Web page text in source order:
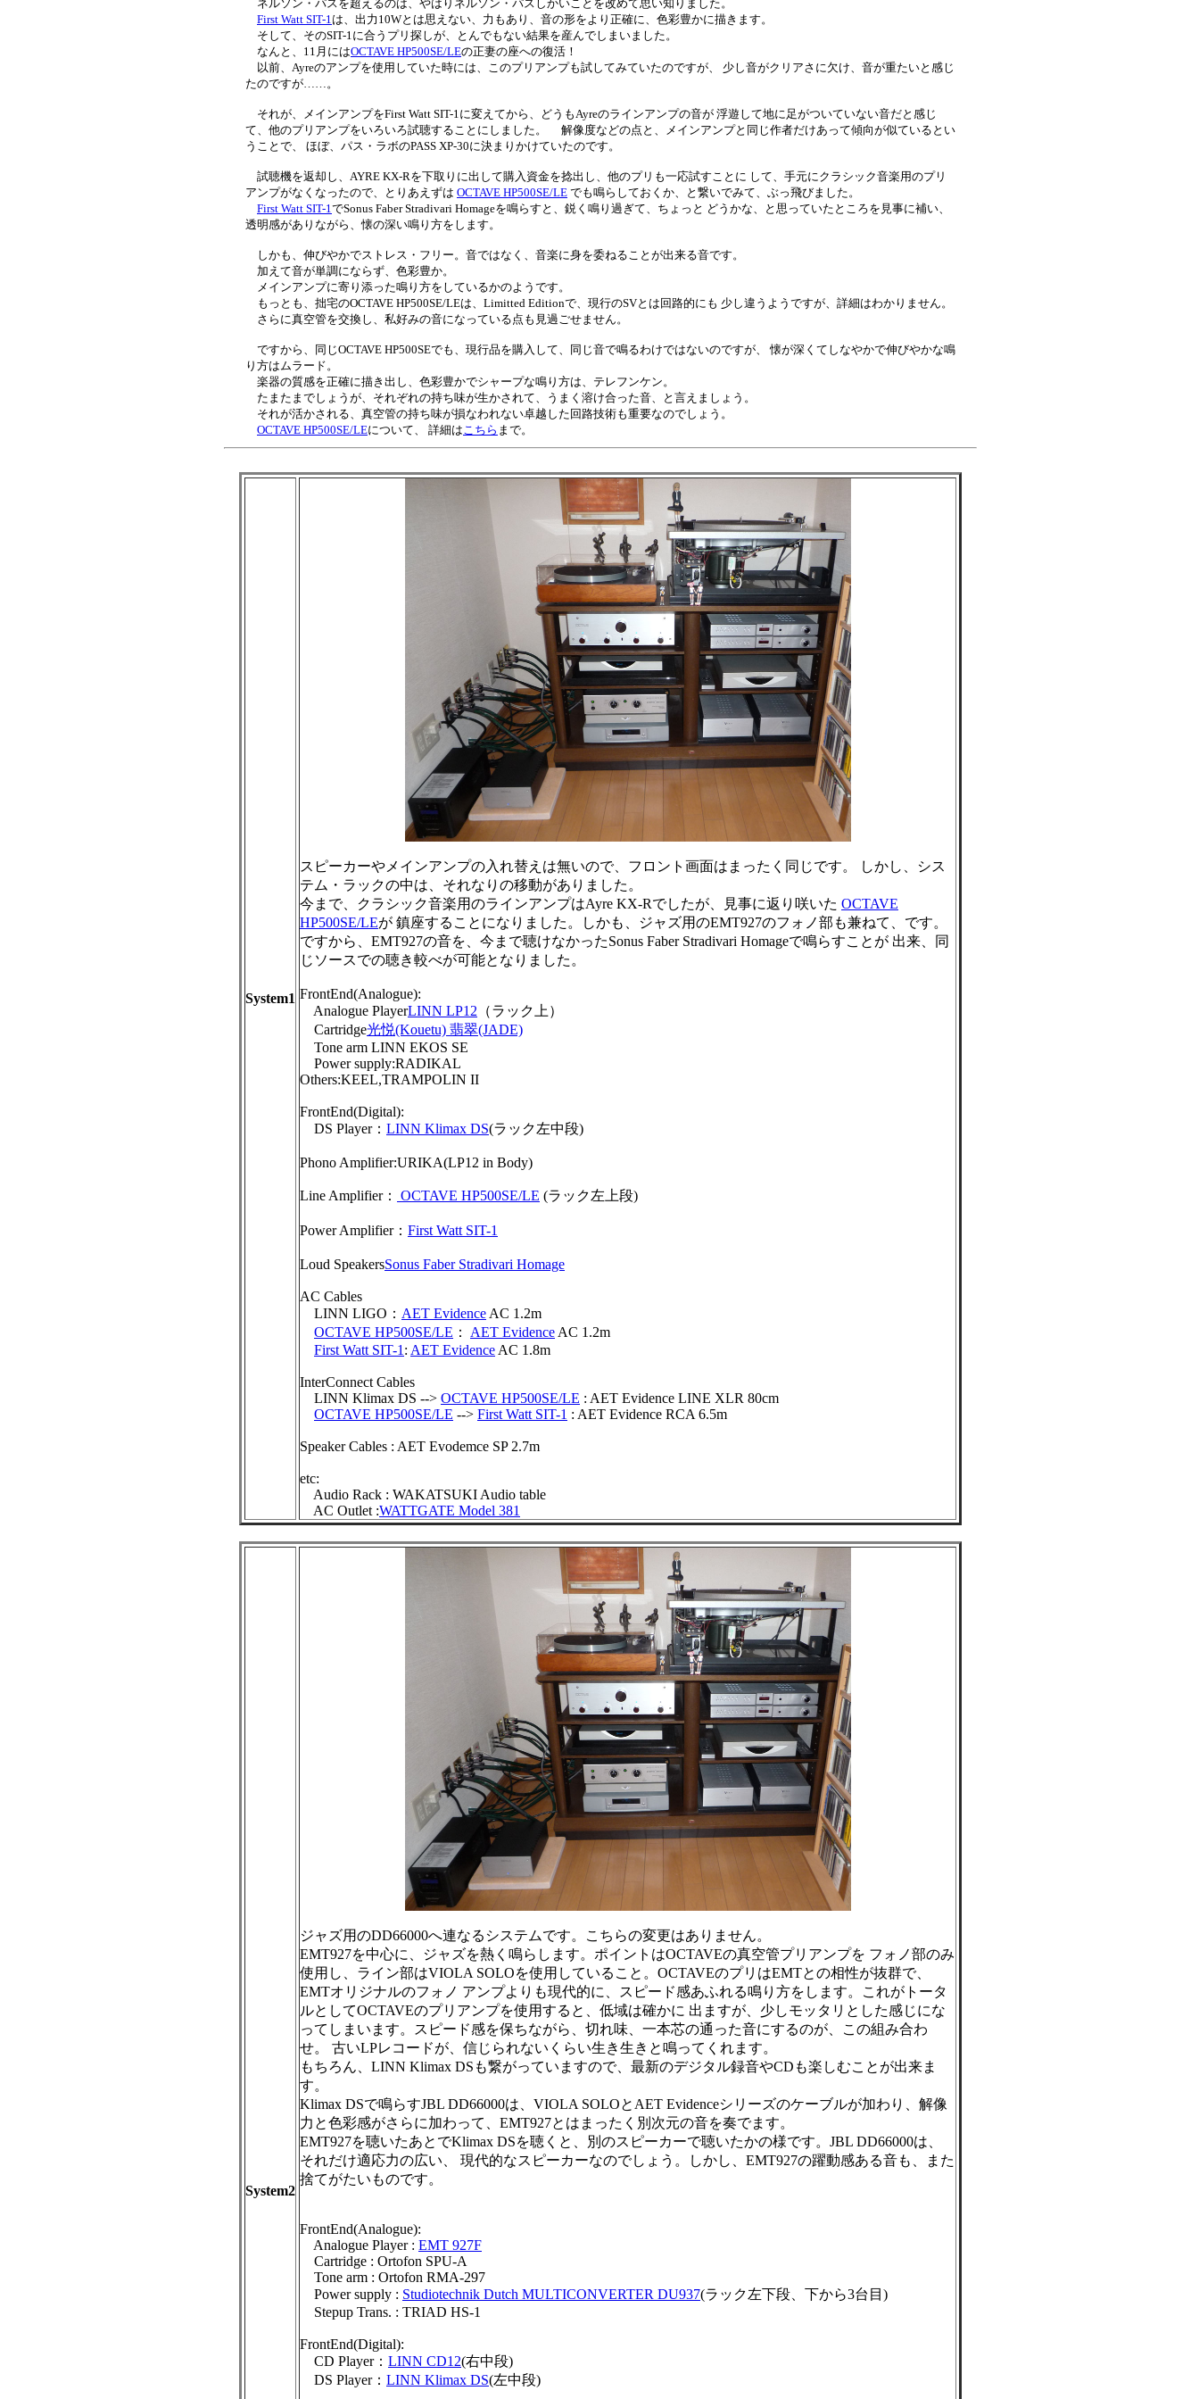
ネルソン・パスを超えるのは、やはりネルソン・パスしかいことを改めて思い知りました。
First Watt SIT-1は、出力10Wとは思えない、力もあり、音の形をより正確に、色彩豊かに描きます。
そして、そのSIT-1に合うプリ探しが、とんでもない結果を産んでしまいました。
なんと、11月にはOCTAVE HP500SE/LEの正妻の座への復活！
以前、Ayreのアンプを使用していた時には、このプリアンプも試してみていたのですが、 少し音がクリアさに欠け、音が重たいと感じ
たのですが……。
それが、メインアンプをFirst Watt SIT-1に変えてから、どうもAyreのラインアンプの音が 浮遊して地に足がついていない音だと感じ
て、他のプリアンプをいろいろ試聴することにしました。 解像度などの点と、メインアンプと同じ作者だけあって傾向が似ているとい
うことで、 ほぼ、パス・ラボのPASS XP-30に決まりかけていたのです。
試聴機を返却し、AYRE KX-Rを下取りに出して購入資金を捻出し、他のプリも一応試すことに して、手元にクラシック音楽用のプリ
アンプがなくなったので、とりあえずは OCTAVE HP500SE/LE でも鳴らしておくか、と繋いでみて、ぶっ飛びました。
First Watt SIT-1でSonus Faber Stradivari Homageを鳴らすと、鋭く鳴り過ぎて、ちょっと どうかな、と思っていたところを見事に補い、
透明感がありながら、懐の深い鳴り方をします。
しかも、伸びやかでストレス・フリー。音ではなく、音楽に身を委ねることが出来る音です。
加えて音が単調にならず、色彩豊か。
メインアンプに寄り添った鳴り方をしているかのようです。
もっとも、拙宅のOCTAVE HP500SE/LEは、Limitted Editionで、現行のSVとは回路的にも 少し違うようですが、詳細はわかりません。
さらに真空管を交換し、私好みの音になっている点も見過ごせません。
ですから、同じOCTAVE HP500SEでも、現行品を購入して、同じ音で鳴るわけではないのですが、 懐が深くてしなやかで伸びやかな鳴
り方はムラード。
楽器の質感を正確に描き出し、色彩豊かでシャープな鳴り方は、テレフンケン。
たまたまでしょうが、それぞれの持ち味が生かされて、うまく溶け合った音、と言えましょう。
それが活かされる、真空管の持ち味が損なわれない卓越した回路技術も重要なのでしょう。
OCTAVE HP500SE/LEについて、 詳細はこちら まで。
System1
スピーカーやメインアンプの入れ替えは無いので、フロント画面はまったく同じです。 しかし、シス
テム・ラックの中は、それなりの移動がありました。
今まで、クラシック音楽用のラインアンプはAyre KX-Rでしたが、見事に返り咲いた OCTAVE
HP500SE/LEが 鎮座することになりました。しかも、ジャズ用のEMT927のフォノ部も兼ねて、です。
ですから、EMT927の音を、今まで聴けなかったSonus Faber Stradivari Homageで鳴らすことが 出来、同
じソースでの聴き較べが可能となりました。
FrontEnd(Analogue):
Analogue PlayerLINN LP12 （ラック上）
Cartridge光悦(Kouetu) 翡翠(JADE)
Tone arm LINN EKOS SE
Power supply:RADIKAL
Others:KEEL,TRAMPOLIN II
FrontEnd(Digital):
DS Player： LINN Klimax DS(ラック左中段)
Phono Amplifier:URIKA(LP12 in Body)
Line Amplifier： OCTAVE HP500SE/LE (ラック左上段)
Power Amplifier： First Watt SIT-1
Loud SpeakersSonus Faber Stradivari Homage
AC Cables
LINN LIGO： AET Evidence AC 1.2m
OCTAVE HP500SE/LE ： AET Evidence AC 1.2m
First Watt SIT-1 : AET Evidence AC 1.8m
InterConnect Cables
LINN Klimax DS --> OCTAVE HP500SE/LE : AET Evidence LINE XLR 80cm
OCTAVE HP500SE/LE --> First Watt SIT-1 : AET Evidence RCA 6.5m
Speaker Cables : AET Evodemce SP 2.7m
etc:
Audio Rack : WAKATSUKI Audio table
AC Outlet :WATTGATE Model 381
System2
ジャズ用のDD66000へ連なるシステムです。こちらの変更はありません。
EMT927を中心に、ジャズを熱く鳴らします。ポイントはOCTAVEの真空管プリアンプを フォノ部のみ
使用し、ライン部はVIOLA SOLOを使用していること。OCTAVEのプリはEMTとの相性が抜群で、
EMTオリジナルのフォノ アンプよりも現代的に、スピード感あふれる鳴り方をします。これがトータ
ルとしてOCTAVEのプリアンプを使用すると、低域は確かに 出ますが、少しモッタリとした感じにな
ってしまいます。スピード感を保ちながら、切れ味、一本芯の通った音にするのが、この組み合わ
せ。 古いLPレコードが、信じられないくらい生き生きと鳴ってくれます。
もちろん、LINN Klimax DSも繋がっていますので、最新のデジタル録音やCDも楽しむことが出来ま
す。
Klimax DSで鳴らすJBL DD66000は、VIOLA SOLOとAET Evidenceシリーズのケーブルが加わり、解像
力と色彩感がさらに加わって、EMT927とはまったく別次元の音を奏でます。
EMT927を聴いたあとでKlimax DSを聴くと、別のスピーカーで聴いたかの様です。JBL DD66000は、
それだけ適応力の広い、 現代的なスピーカーなのでしょう。しかし、EMT927の躍動感ある音も、また
捨てがたいものです。
FrontEnd(Analogue):
Analogue Player : EMT 927F
Cartridge : Ortofon SPU-A
Tone arm : Ortofon RMA-297
Power supply : Studiotechnik Dutch MULTICONVERTER DU937(ラック左下段、下から3台目)
Stepup Trans. : TRIAD HS-1
FrontEnd(Digital):
CD Player： LINN CD12(右中段)
DS Player： LINN Klimax DS(左中段)